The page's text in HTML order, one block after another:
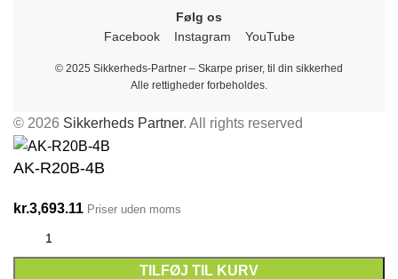
Følg os
Facebook
Instagram YouTube
© 2025 Sikkerheds-Partner – Skarpe priser, til din sikkerhed
Alle rettigheder forbeholdes.
© 2026 Sikkerheds Partner. All rights reserved
AK-R20B-4B
kr.3,693.11 Priser uden moms
TILFØJ TIL KURV